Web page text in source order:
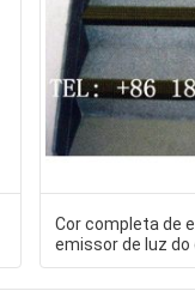
Cor completa de
emissor de luz do
IP65 P16
transversal